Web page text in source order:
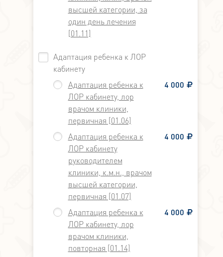
высшей категории, за
один день лечения
[01.11]
Адаптация ребенка к ЛОР
кабинету
Адаптация ребенка к
ЛОР кабинету, лор
врачом клиники,
первичная [01.06]
4 000
Адаптация ребенка к
ЛОР кабинету
руководителем
клиники, к.м.н., врачом
высшей категории,
первичная [01.07]
4 000
Адаптация ребенка к
ЛОР кабинету, лор
врачом клиники,
повторная [01.14]
4 000